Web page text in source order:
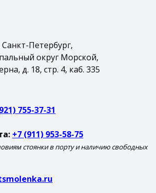
Санкт-Петербург,
округ Морской,
д. 18, стр. 4, каб. 335
755-37-31
+7 (911) 953-58-75
стоянки в порту и наличию свободных